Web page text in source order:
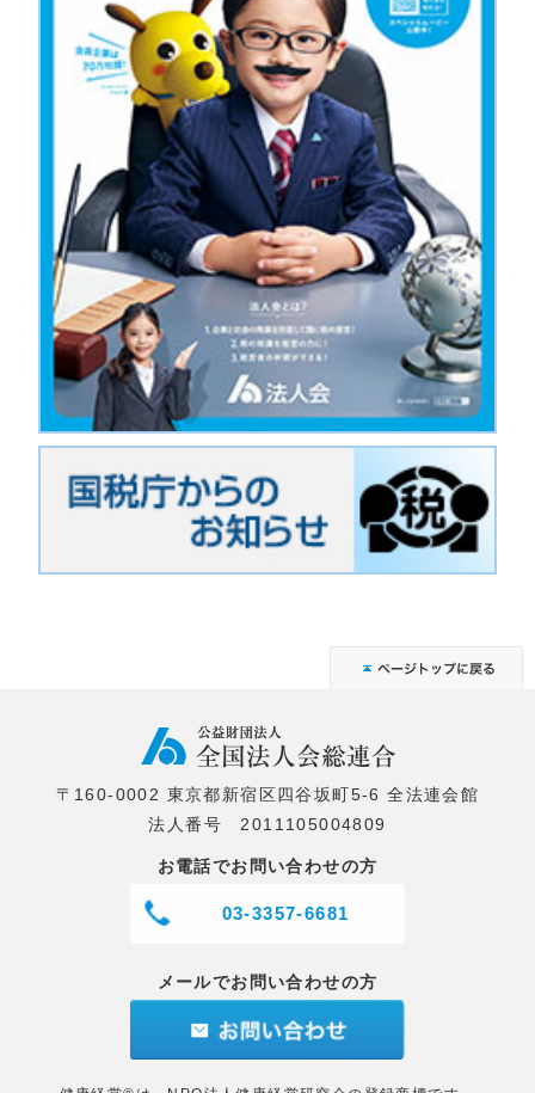
〒160-0002 東京都新宿区四谷坂町5-6 全法連会館
法人番号 2011105004809
お電話でお問い合わせの方
03-3357-6681
メールでお問い合わせの方